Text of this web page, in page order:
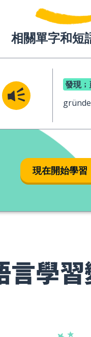
相關單字和短
發現
現在開始學習
言學習